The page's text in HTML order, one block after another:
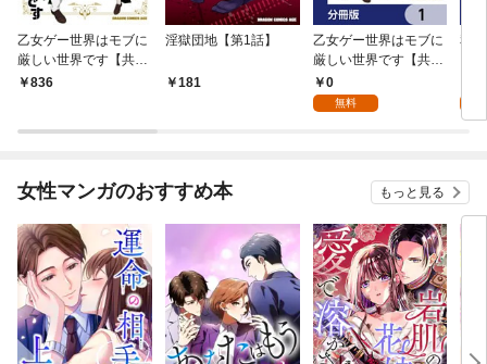
乙女ゲー世界はモブに
厳しい世界です【共和
国編】 ０１
836
淫獄団地【第1話】
181
乙女ゲー世界はモブに
厳しい世界です【共和
国編】【分冊版】 1
0
無料
私
を
版
女性マンガのおすすめ本 もっと見る